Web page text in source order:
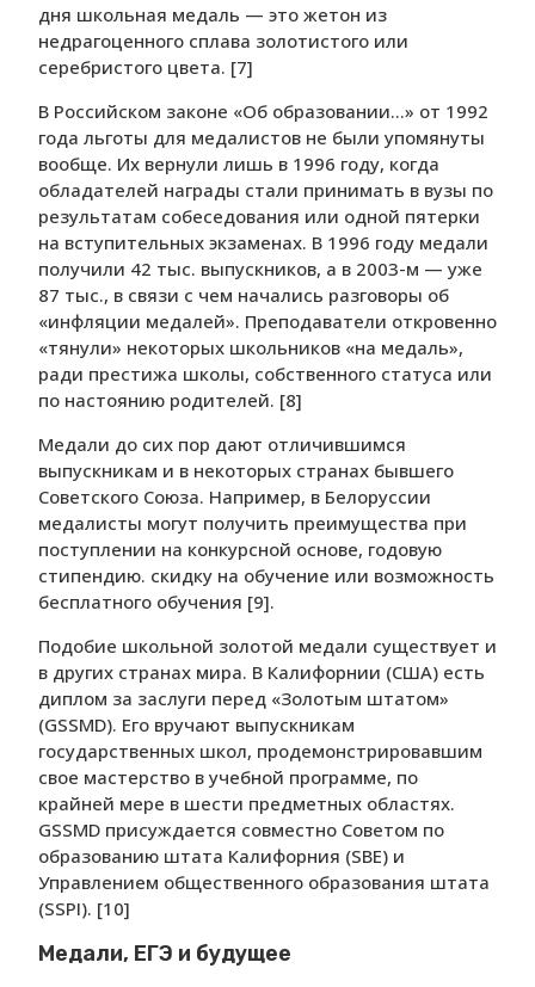
дня школьная медаль — это жетон из
недрагоценного сплава золотистого или
серебристого цвета. [7]
В Российском законе «Об образовании…» от 1992
года льготы для медалистов не были упомянуты
вообще. Их вернули лишь в 1996 году, когда
обладателей награды стали принимать в вузы по
результатам собеседования или одной пятерки
на вступительных экзаменах. В 1996 году медали
получили 42 тыс. выпускников, а в 2003-м — уже
87 тыс., в связи с чем начались разговоры об
«инфляции медалей». Преподаватели откровенно
«тянули» некоторых школьников «на медаль»,
ради престижа школы, собственного статуса или
по настоянию родителей. [8]
Медали до сих пор дают отличившимся
выпускникам и в некоторых странах бывшего
Советского Союза. Например, в Белоруссии
медалисты могут получить преимущества при
поступлении на конкурсной основе, годовую
стипендию. скидку на обучение или возможность
бесплатного обучения [9].
Подобие школьной золотой медали существует и
в других странах мира. В Калифорнии (США) есть
диплом за заслуги перед «Золотым штатом»
(GSSMD). Его вручают выпускникам
государственных школ, продемонстрировавшим
свое мастерство в учебной программе, по
крайней мере в шести предметных областях.
GSSMD присуждается совместно Советом по
образованию штата Калифорния (SBE) и
Управлением общественного образования штата
(SSPI). [10]
Медали, ЕГЭ и будущее